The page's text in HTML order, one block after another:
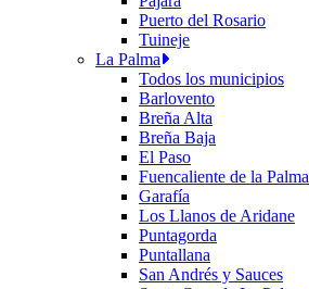
Puerto del Rosario
Tuineje
La Palma
Todos los municipios
Barlovento
Breña Alta
Breña Baja
El Paso
Fuencaliente de la Palma
Garafía
Los Llanos de Aridane
Puntagorda
Puntallana
San Andrés y Sauces